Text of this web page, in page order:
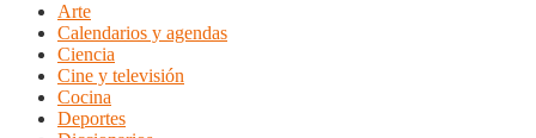
Arte
Calendarios y agendas
Ciencia
Cine y televisión
Cocina
Deportes